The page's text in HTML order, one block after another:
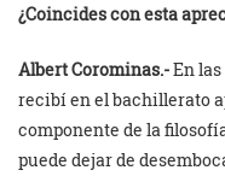
¿Coincides con esta
Albert Corominas.-En
recibí en el bachillerato
componente de la
puede dejar de